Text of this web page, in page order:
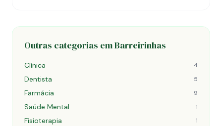
Outras categorias em Barreirinhas
Clínica 4
Dentista 5
Farmácia 9
Saúde Mental 1
Fisioterapia 1